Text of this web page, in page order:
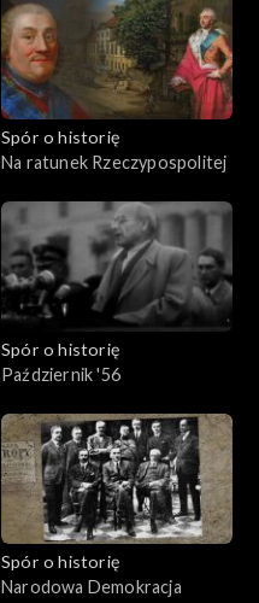
Spór o historię
Na ratunek Rzeczypospolitej
Spór o historię
Październik '56
Spór o historię
Narodowa Demokracja